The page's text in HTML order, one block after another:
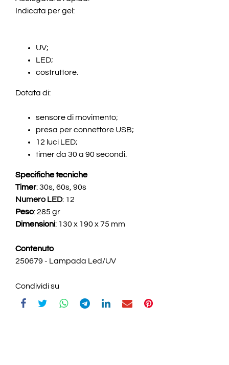
Indicata per gel:
UV;
LED;
costruttore.
Dotata di:
sensore di movimento;
presa per connettore USB;
12 luci LED;
timer da 30 a 90 secondi.
Specifiche tecniche
Timer: 30s, 60s, 90s
Numero LED: 12
Peso: 285 gr
Dimensioni: 130 x 190 x 75 mm
Contenuto
250679 - Lampada Led/UV
Condividi su